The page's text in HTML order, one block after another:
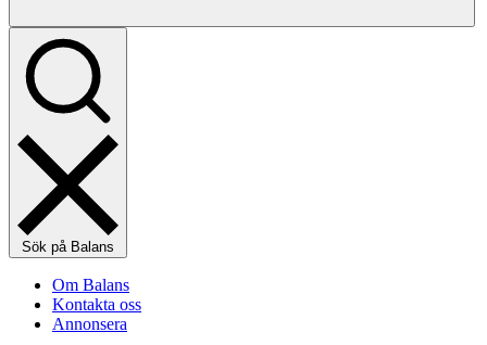
Sök på Balans
Om Balans
Kontakta oss
Annonsera